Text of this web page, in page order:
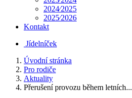
2024⁄2025
2025⁄2026
Kontakt
Jídelníček
Úvodní stránka
Pro rodiče
Aktuality
Přerušení provozu během letních...